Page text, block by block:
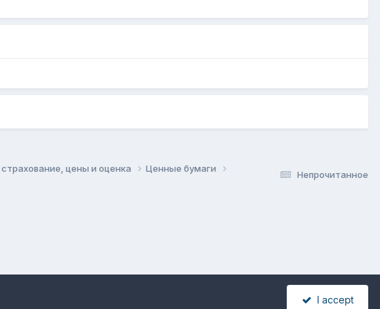
Непрочитанное
цены и оценка
Ценные бумаги
I accept